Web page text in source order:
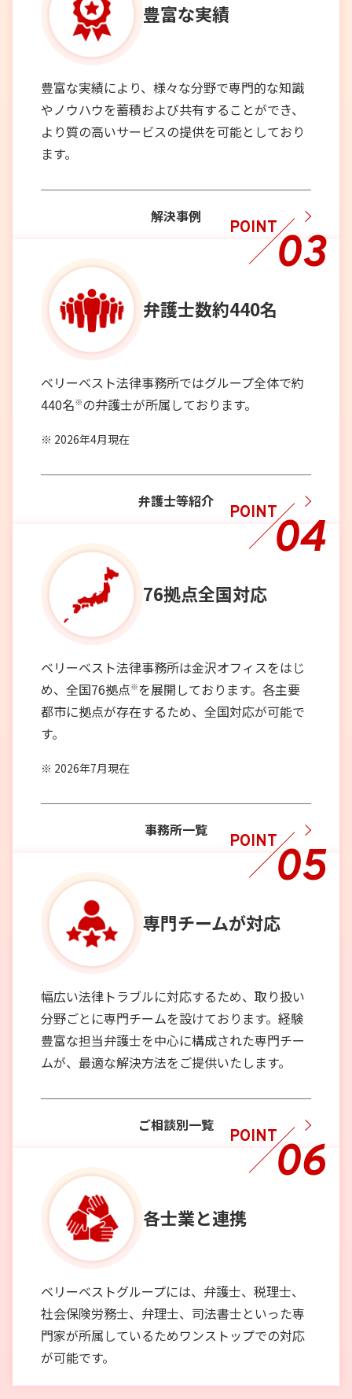
豊富な実績
豊富な実績により、様々な分野で専門的な知識
やノウハウを蓄積および共有することができ、
より質の高いサービスの提供を可能としており
ます。
解決事例
POINT03
弁護士数約440名
ベリーベスト法律事務所ではグループ全体で約
440名※の弁護士が所属しております。
2026年4月現在
弁護士等紹介
POINT04
76拠点全国対応
ベリーベスト法律事務所は金沢オフィスをはじ
め、全国76拠点※を展開しております。各主要
都市に拠点が存在するため、全国対応が可能で
す。
2026年7月現在
事務所一覧
POINT05
専門チームが対応
幅広い法律トラブルに対応するため、取り扱い
分野ごとに専門チームを設けております。経験
豊富な担当弁護士を中心に構成された専門チー
ムが、最適な解決方法をご提供いたします。
ご相談別一覧
POINT06
各士業と連携
ベリーベストグループには、弁護士、税理士、
社会保険労務士、弁理士、司法書士といった専
門家が所属しているためワンストップでの対応
が可能です。